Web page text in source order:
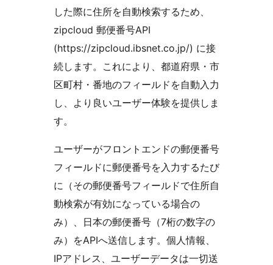
した際に住所を自動検索するため、
zipcloud 郵便番号API
(https://zipcloud.ibsnet.co.jp/) に接
続します。これにより、都道府県・市
区町村・番地のフィールドを自動入力
し、より良いユーザー体験を提供しま
す。
ユーザーがフロントエンドの郵便番号
フィールドに郵便番号を入力するたび
に（その郵便番号フィールドで住所自
動検索が有効になっている場合の
み）、日本の郵便番号（7桁の数字の
み）をAPIへ送信します。個人情報、
IPアドレス、ユーザーデータは一切送